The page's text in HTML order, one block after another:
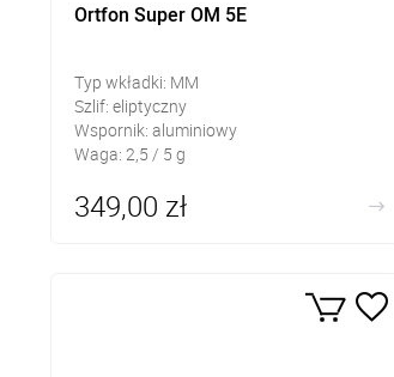
Ortfon Super OM 5E
Typ wkładki: MM
Szlif: eliptyczny
Wspornik: aluminiowy
Waga: 2,5 / 5 g
349,00 zł